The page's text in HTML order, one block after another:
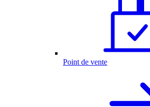
Point de vente